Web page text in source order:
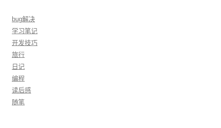
bug解决
学习笔记
开发技巧
旅行
日记
编程
读后感
随笔